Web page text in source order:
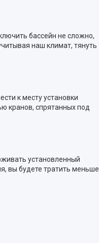
бассейн не сложно,
наш климат, тянуть
к месту установки
кранов, спрятанных под
установленный
вы будете тратить меньше